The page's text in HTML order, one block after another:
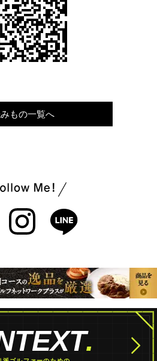
もの一覧へ